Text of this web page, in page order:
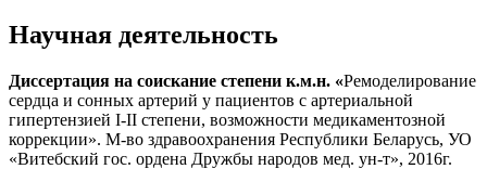
Научная деятельность
Диссертация на соискание степени к.м.н. «Ремоделирование
сердца и сонных артерий у пациентов с артериальной
гипертензией I-II степени, возможности медикаментозной
коррекции». М-во здравоохранения Республики Беларусь, УО
«Витебский гос. ордена Дружбы народов мед. ун-т», 2016г.